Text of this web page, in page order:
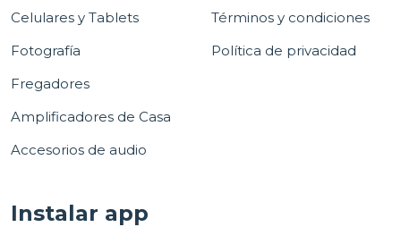
Celulares y Tablets
Fotografía
Fregadores
Amplificadores de Casa
Accesorios de audio
Términos y condiciones
Política de privacidad
Instalar app